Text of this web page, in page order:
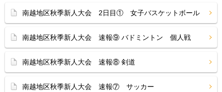
南越地区秋季新人大会 2日目① 女子バスケットボール
南越地区秋季新人大会 速報⑨ バドミントン 個人戦
南越地区秋季新人大会 速報⑧ 剣道
南越地区秋季新人大会 速報⑦ サッカー